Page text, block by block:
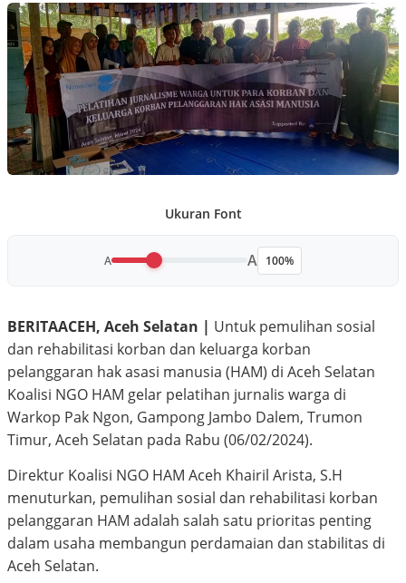
Ukuran Font
A A 100%
BERITAACEH, Aceh Selatan | Untuk pemulihan sosial
dan rehabilitasi korban dan keluarga korban
pelanggaran hak asasi manusia (HAM) di Aceh Selatan
Koalisi NGO HAM gelar pelatihan jurnalis warga di
Warkop Pak Ngon, Gampong Jambo Dalem, Trumon
Timur, Aceh Selatan pada Rabu (06/02/2024).
Direktur Koalisi NGO HAM Aceh Khairil Arista, S.H
menuturkan, pemulihan sosial dan rehabilitasi korban
pelanggaran HAM adalah salah satu prioritas penting
dalam usaha membangun perdamaian dan stabilitas di
Aceh Selatan.